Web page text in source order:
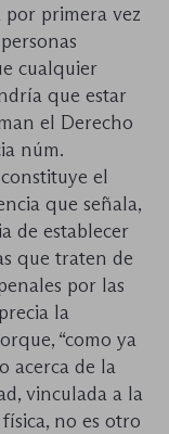
por primera vez
cualquier
que estar
el Derecho
núm.
el
que señala,
de establecer
que traten de
por las
la
“como ya
acerca de la
vinculada a la
no es otro